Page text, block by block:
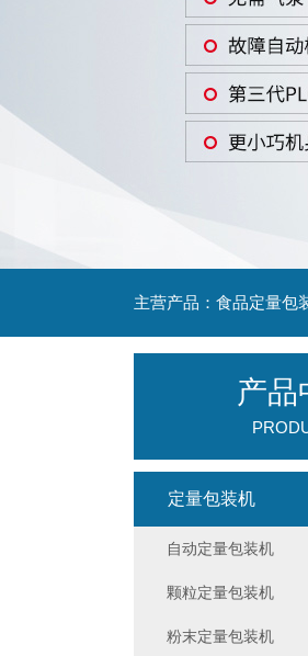
主营产品：食品定量包
产品
定量包装机
自动定量包装机
颗粒定量包装机
粉末定量包装机